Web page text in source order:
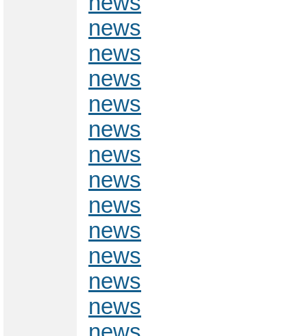
news
news
news
news
news
news
news
news
news
news
news
news